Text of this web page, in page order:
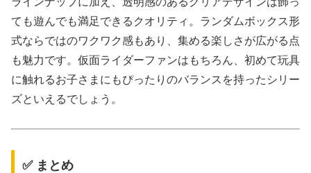
ても遊んでも満足できるクオリティ。ランダムボックス形
式ならではのワクワク感もあり、集める楽しさが広がる点
も魅力です。仮面ライダーファンはもちろん、初めて玩具
に触れるお子さまにもぴったりのバランスを持ったシリー
ズといえるでしょう。
✅ まとめ